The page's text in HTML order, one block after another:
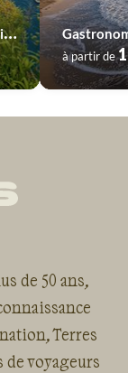
G
olfe de Naples et péninsule amalfitaine
à partir de
de 50 ans,
Terres
voyageurs